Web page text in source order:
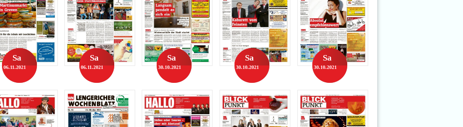
Sa
06.11.2021
Sa
06.11.2021
Sa
30.10.2021
Sa
30.10.2021
Sa
30.10.2021